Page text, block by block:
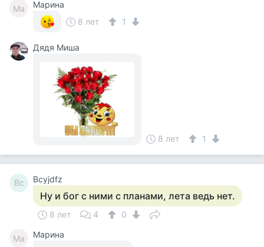
Ма
Марина
8 лет
1
Дядя Миша
8 лет 1
Bc Bcyjdfz
Ну и бог с ними с планами, лета ведь нет.
8 лет 4 0
Ма Марина